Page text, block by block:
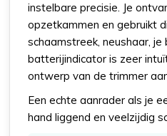
instelbare precisie. Je
opzetkammen en gebruikt
schaamstreek, neushaar,
batterijindicator is zeer
ontwerp van de trimmer
Een echte aanrader als je
hand liggend en veelzijdig